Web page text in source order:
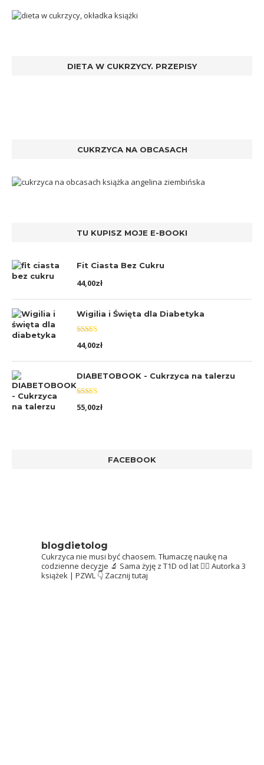
DIETA W CUKRZYCY. PRZEPISY
CUKRZYCA NA OBCASACH
TU KUPISZ MOJE E-BOOKI
Fit Ciasta Bez Cukru
44,00zł
Wigilia i Święta dla Diabetyka
Oceniono
5.00na 5
44,00zł
DIABETOBOOK - Cukrzyca na talerzu
Oceniono
5.00na 5
55,00zł
FACEBOOK
blogdietolog
Cukrzyca nie musi być chaosem. Tłumaczę naukę na
codzienne decyzje 🔬 Sama żyję z T1D od lat 👩‍⚕️ Autorka 3
książek | PZWL 👇 Zacznij tutaj